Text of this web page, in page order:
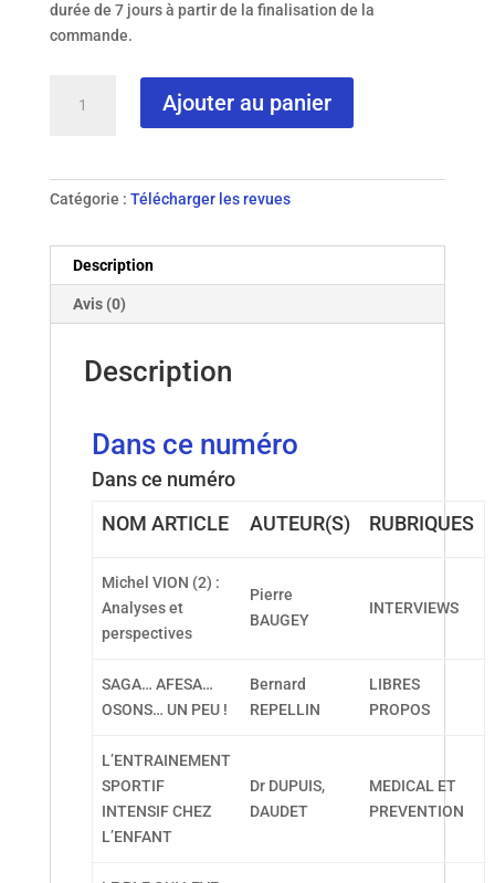
durée de 7 jours à partir de la finalisation de la
commande.
Ajouter au panier
Catégorie : Télécharger les revues
Description
Avis (0)
Description
Dans ce numéro
Dans ce numéro
NOM ARTICLE
AUTEUR(S) RUBRIQUES
Michel VION (2) :
Analyses et
perspectives
Pierre
BAUGEY
INTERVIEWS
SAGA… AFESA…
OSONS… UN PEU !
Bernard
REPELLIN
LIBRES
PROPOS
L’ENTRAINEMENT
SPORTIF
INTENSIF CHEZ
L’ENFANT
Dr DUPUIS,
DAUDET
MEDICAL ET
PREVENTION